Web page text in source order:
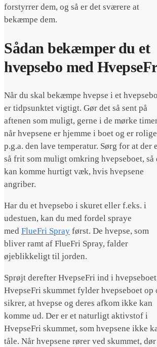
forstyrrer dem, og så er det sværere at
bekæmpe dem.
Sådan bekæmper du et
hvepsebo med
Når du skal bekæmpe hvepse i et
er tidpsunktet vigtigt. Gør det så sent på
aftenen som muligt, gerne i de mørke
når hvepsene er hjemme i boet og er rolige
p.g.a. den lave temperatur. Sørg for at der
så frit som muligt omkring hvepseboet, så
kan komme hurtigt væk, hvis hvepsene
angriber.
Har du et hvepsebo i skuret eller f.eks. i
udestuen, kan du med fordel spraye
med FlueFri Spray først. De hvepse, som
bliver ramt af FlueFri Spray, falder
øjeblikkeligt til jorden.
Sprøjt derefter HvepseFri ind i
HvepseFri skummet fylder hvepseboet op
sikrer, at hvepse og deres afkom ikke kan
komme ud. Der er et naturligt aktivstof i
HvepseFri skummet, som hvepsene ikke
tåle. Når hvepsene rører ved skummet, dør